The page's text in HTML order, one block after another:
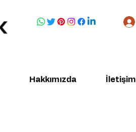
Hakkımızda İletişim